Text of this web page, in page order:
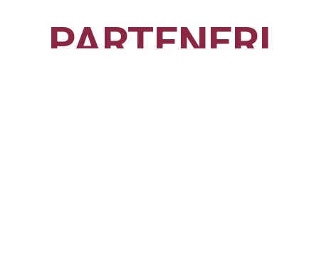
PARTENERI